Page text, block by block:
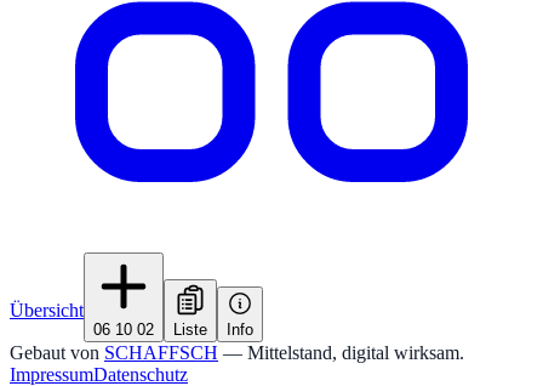
Übersicht
06 10 02 Liste Info
Gebaut von SCHAFFSCH — Mittelstand, digital wirksam.
ImpressumDatenschutz